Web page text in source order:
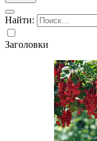
Найти:
Заголовки